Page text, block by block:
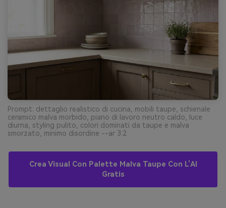
Prompt: dettaglio realistico di cucina, mobili taupe, schienale
ceramico malva morbido, piano di lavoro neutro caldo, luce
diurna, styling pulito, colori dominati da taupe e malva
smorzato, minimo disordine --ar 3:2
Crea Visual Con Palette Malva Taupe Con L’AI
Gratis